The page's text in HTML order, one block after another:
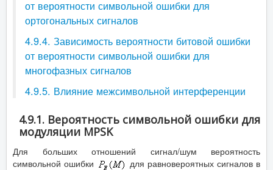
от вероятности символьной ошибки для
ортогональных сигналов
4.9.4. Зависимость вероятности битовой ошибки
от вероятности символьной ошибки для
многофазных сигналов
4.9.5. Влияние межсимвольной интерференции
4.9.1. Вероятность символьной ошибки для
модуляции MPSK
Для больших отношений сигнал/шум вероятность
символьной ошибки
для равновероятных сигналов в